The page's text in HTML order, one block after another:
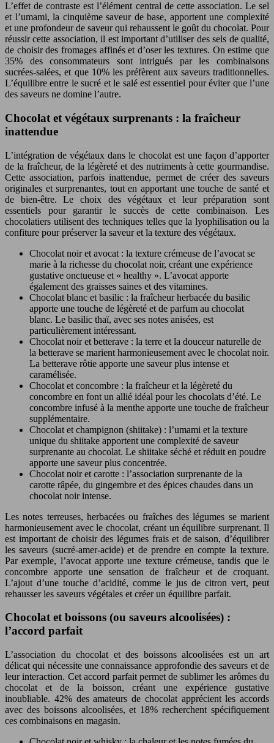
L’effet de contraste est l’élément central de cette association. Le sel
et l’umami, la cinquième saveur de base, apportent une complexité
et une profondeur de saveur qui rehaussent le goût du chocolat. Pour
réussir cette association, il est important d’utiliser des sels de qualité,
de choisir des fromages affinés et d’oser les textures. On estime que
35% des consommateurs sont intrigués par les combinaisons
sucrées-salées, et que 10% les préfèrent aux saveurs traditionnelles.
L’équilibre entre le sucré et le salé est essentiel pour éviter que l’une
des saveurs ne domine l’autre.
Chocolat et végétaux surprenants : la fraîcheur
inattendue
L’intégration de végétaux dans le chocolat est une façon d’apporter
de la fraîcheur, de la légèreté et des nutriments à cette gourmandise.
Cette association, parfois inattendue, permet de créer des saveurs
originales et surprenantes, tout en apportant une touche de santé et
de bien-être. Le choix des végétaux et leur préparation sont
essentiels pour garantir le succès de cette combinaison. Les
chocolatiers utilisent des techniques telles que la lyophilisation ou la
confiture pour préserver la saveur et la texture des végétaux.
Chocolat noir et avocat : la texture crémeuse de l’avocat se
marie à la richesse du chocolat noir, créant une expérience
gustative onctueuse et « healthy ». L’avocat apporte
également des graisses saines et des vitamines.
Chocolat blanc et basilic : la fraîcheur herbacée du basilic
apporte une touche de légèreté et de parfum au chocolat
blanc. Le basilic thaï, avec ses notes anisées, est
particulièrement intéressant.
Chocolat noir et betterave : la terre et la douceur naturelle de
la betterave se marient harmonieusement avec le chocolat noir.
La betterave rôtie apporte une saveur plus intense et
caramélisée.
Chocolat et concombre : la fraîcheur et la légèreté du
concombre en font un allié idéal pour les chocolats d’été. Le
concombre infusé à la menthe apporte une touche de fraîcheur
supplémentaire.
Chocolat et champignon (shiitake) : l’umami et la texture
unique du shiitake apportent une complexité de saveur
surprenante au chocolat. Le shiitake séché et réduit en poudre
apporte une saveur plus concentrée.
Chocolat noir et carotte : l’association surprenante de la
carotte râpée, du gingembre et des épices chaudes dans un
chocolat noir intense.
Les notes terreuses, herbacées ou fraîches des légumes se marient
harmonieusement avec le chocolat, créant un équilibre surprenant. Il
est important de choisir des légumes frais et de saison, d’équilibrer
les saveurs (sucré-amer-acide) et de prendre en compte la texture.
Par exemple, l’avocat apporte une texture crémeuse, tandis que le
concombre apporte une sensation de fraîcheur et de croquant.
L’ajout d’une touche d’acidité, comme le jus de citron vert, peut
rehausser les saveurs végétales et créer un équilibre parfait.
Chocolat et boissons (ou saveurs alcoolisées) :
l’accord parfait
L’association du chocolat et des boissons alcoolisées est un art
délicat qui nécessite une connaissance approfondie des saveurs et de
leur interaction. Cet accord parfait permet de sublimer les arômes du
chocolat et de la boisson, créant une expérience gustative
inoubliable. 42% des amateurs de chocolat apprécient les accords
avec des boissons alcoolisées, et 18% recherchent spécifiquement
ces combinaisons en magasin.